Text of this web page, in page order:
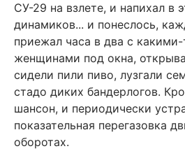
СУ-29 на взлете, и напихал в
динамиков... и понеслось,
приежал часа в два с какими-
женщинами под окна,
сидели пили пиво, лузгали
стадо диких бандерлогов.
шансон, и периодически
показательная перегазовка
оборотах.